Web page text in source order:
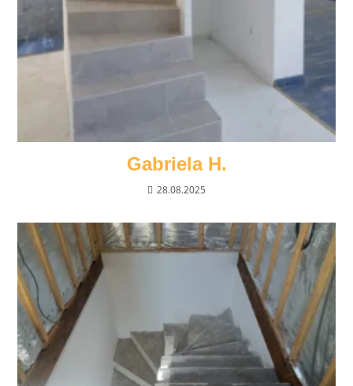
Gabriela H.
28.08.2025